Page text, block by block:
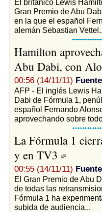
El británico Lewis
Gran Premio de Abu
en la que el español
alemán Sebastian
Hamilton
Abu Dabi, con
00:56 (14/11/11)
AFP - El inglés Lewis
Dabi de Fórmula 1,
español Fernando
aprovechando sobre
La Fórmula 1
y en TV3
00:55 (14/11/11)
El Gran Premio de Abu
de todas las
Fórmula 1 ha
subida de audiencia...